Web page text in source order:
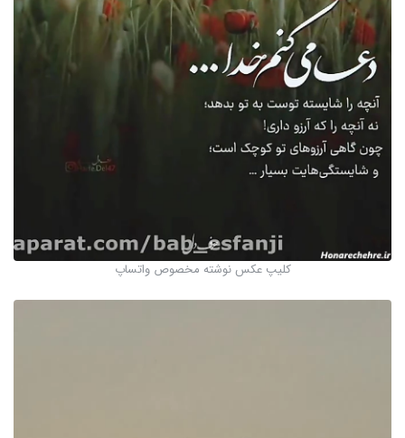
کلیپ عکس نوشته مخصوص واتساپ